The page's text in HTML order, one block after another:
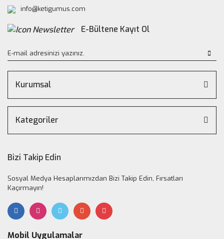
info@ketigumus.com
E-Bültene Kayıt Ol
Kurumsal
Kategoriler
Bizi Takip Edin
Sosyal Medya Hesaplarımızdan Bizi Takip Edin, Fırsatları
Kaçırmayın!
Mobil Uygulamalar